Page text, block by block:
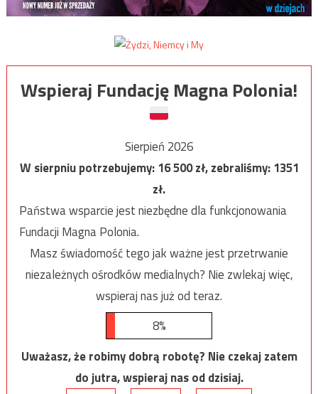
Wspieraj Fundację Magna Polonia!
Sierpień 2026
W sierpniu potrzebujemy:16 500zł, zebraliśmy:1351
zł.
Państwa wsparcie jest niezbędne dla funkcjonowania
Fundacji Magna Polonia.
Masz świadomość tego jak ważne jest przetrwanie
niezależnych ośrodków medialnych? Nie zwlekaj więc,
wspieraj nas już od teraz.
8%
Uważasz, że robimy dobrą robotę? Nie czekaj zatem
do jutra, wspieraj nas od dzisiaj.